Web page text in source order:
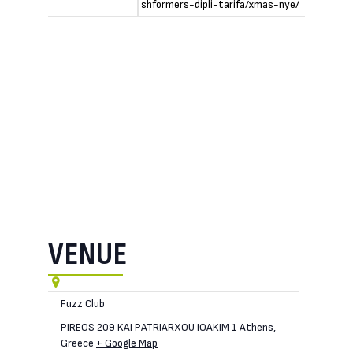
shformers-dipli-tarifa/xmas-nye/
VENUE
Fuzz Club
PIREOS 209 KAI PATRIARXOU IOAKIM 1 Athens,
Greece + Google Map